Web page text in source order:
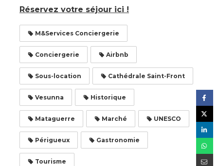
Réservez votre séjour ici !
M&Services Conciergerie
Conciergerie Airbnb
Sous-location Cathédrale Saint-Front
Vesunna Historique
Mataguerre Marché UNESCO
Périgueux Gastronomie
Tourisme